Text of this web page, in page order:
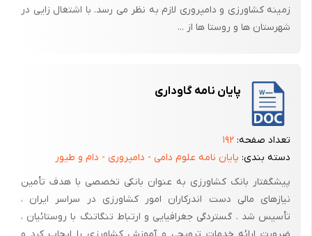
ازجمله ادویه جات مورد استفاده می توان زیره سیاه، زیره سبز، پیاز، سیر،
زنجبیل ، تخم رازیانه، رازیانه رومی، تخم گشنیز ، تخم کرفس ، تخم شوید،
سماق ، فلفل قرمز، فلفل فرنگی ، پایریکا، فلفل سیاه و سفید، جوزهندی دارچین
، هل ، دانه خردل، خولبخان ، میخک ، اشاره نمود.
روش تولید همبرگر
جهت تهیه همبرگر درکارخانجات معمولاً از لاشه های گاو و با توجه به کمبود
زده استفاده می شود جهت استخوان گیری لاشه های منجمد گاو بایستی ابتدا
دیفراست شوند روشهای متعددی جهت این منظور پیشنهاد شده است که
زمینه کشاورزی و دامپروری لازم به نظر می رسد. با اشتغال زایی در
شهرستان ها و روستا ها از ...
پایان نامه گاوداری
تعداد صفحه: ۱۹۲
دسته بندی: پایان نامه علوم دامی - دامپروری - دام و طیور
پیشگفتار بانک کشاورزی به عنوان بانکی تخصصی با هدف تأمین
نیازهای مالی دست اندرکاران امور کشاورزی در سراسر ایران ،
تأسیس شد . گستردگی جغرافیایی و ارتباط تنگاتنگ با روستائیان ،